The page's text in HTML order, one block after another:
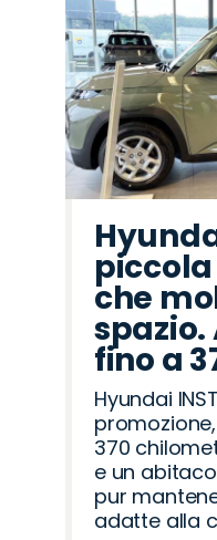
che
fino a
Hyundai
370
e un
pur
adatte alla